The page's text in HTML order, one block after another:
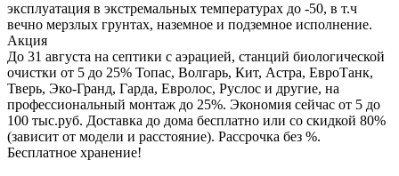
эксплуатация в экстремальных температурах до -50, в т.ч
вечно мерзлых грунтах, наземное и подземное исполнение.
Акция
До 31 августа на септики с аэрацией, станций биологической
очистки от 5 до 25% Топас, Волгарь, Кит, Астра, ЕвроТанк,
Тверь, Эко-Гранд, Гарда, Евролос, Руслос и другие, на
профессиональный монтаж до 25%. Экономия сейчас от 5 до
100 тыс.руб. Доставка до дома бесплатно или со скидкой 80%
(зависит от модели и расстояние). Рассрочка без %.
Бесплатное хранение!